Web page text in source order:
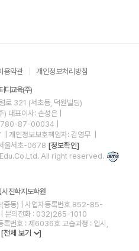
용약관 개인정보처리방침
디교육(주)
로 321 (서초동, 덕원빌딩)
) 대표이사: 손성은 |
: 780-87-00034
| 개인정보보호책임자: 김영무
울서초-0678 [정보확인]
All right reserved.
진학지도학원
(중동) | 사업자등록번호 852-85-
문의전화 : 032)265-1010
번호 : 제6036호 교습과정 : 입시,
[전체 보기 ]